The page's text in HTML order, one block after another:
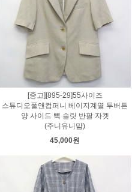
[중고][895-29]55사이즈
스튜디오폴앤컴퍼니 베이지계열 투버튼
양 사이드 빽 슬릿 반팔 자켓
(주니유니맘)
45,000원